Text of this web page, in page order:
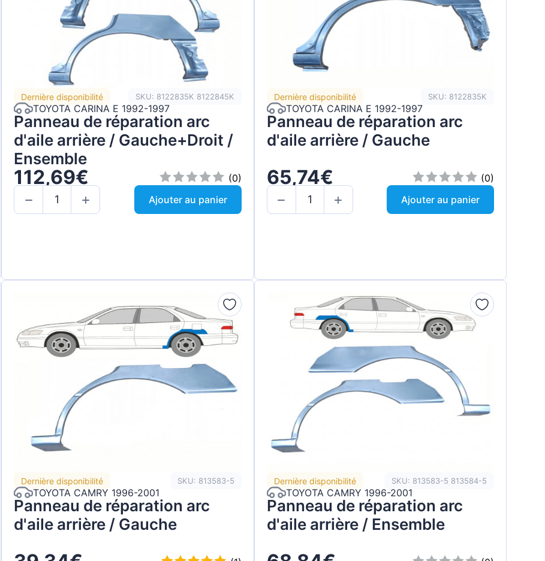
Dernière disponibilité SKU: 8122835K 8122845K
TOYOTA CARINA E 1992-1997
Panneau de réparation arc
d'aile arrière / Gauche+Droit /
Ensemble
112,69€
(0)
Ajouter au panier
Dernière disponibilité SKU: 8122835K
TOYOTA CARINA E 1992-1997
Panneau de réparation arc
d'aile arrière / Gauche
65,74€
(0)
Ajouter au panier
Dernière disponibilité SKU: 813583-5
TOYOTA CAMRY 1996-2001
Panneau de réparation arc
d'aile arrière / Gauche
Dernière disponibilité SKU: 813583-5 813584-5
TOYOTA CAMRY 1996-2001
Panneau de réparation arc
d'aile arrière / Ensemble